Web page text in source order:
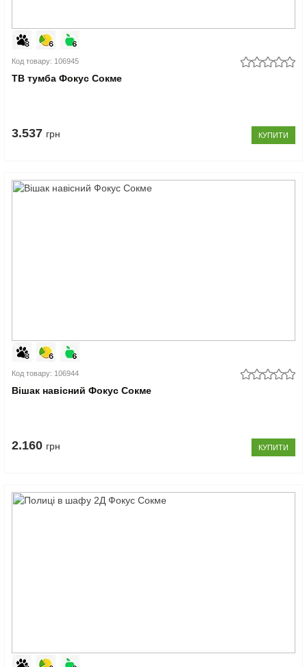
Код товару: 106945
ТВ тумба Фокус Сокме
3.537 грн КУПИТИ
Код товару: 106944
Вішак навісний Фокус Сокме
2.160 грн КУПИТИ